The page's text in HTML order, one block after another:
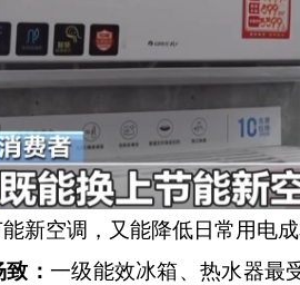
新空调，又能降低日常用电成
致： 一级能效冰箱、热水器最